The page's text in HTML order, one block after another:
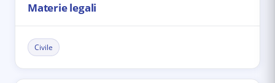
Materie legali
Civile